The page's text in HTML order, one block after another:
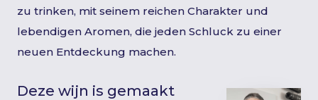
zu trinken, mit seinem reichen Charakter und
lebendigen Aromen, die jeden Schluck zu einer
neuen Entdeckung machen.
Deze wijn is gemaakt